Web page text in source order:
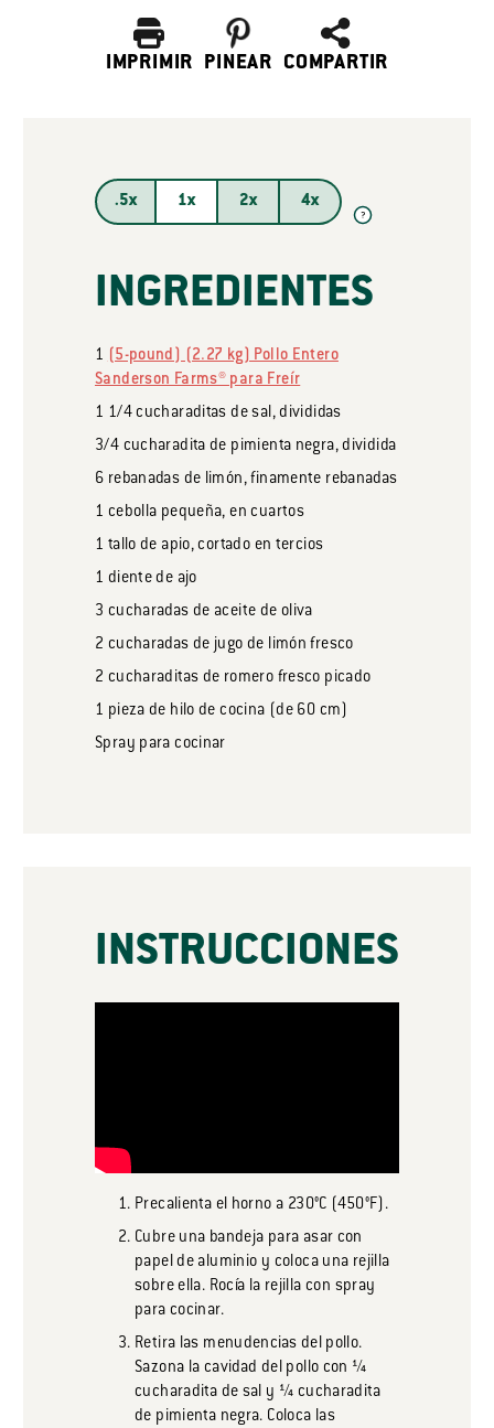
IMPRIMIR PINEAR COMPARTIR
.5x 1x 2x 4x
?
INGREDIENTES
1
(5-pound) (2.27 kg) Pollo Entero
Sanderson Farms® para Freír
1 1/4 cucharaditas de sal, divididas
3/4 cucharadita de pimienta negra, dividida
6 rebanadas de limón, finamente rebanadas
1 cebolla pequeña, en cuartos
1 tallo de apio, cortado en tercios
1 dientede ajo
3 cucharadas de aceite de oliva
2 cucharadas de jugo de limón fresco
2 cucharaditas de romero fresco picado
1 pieza de hilo de cocina (de 60 cm)
Spray para cocinar
INSTRUCCIONES
Precalienta el horno a 230°C (450°F).
Cubre una bandeja para asar con
papel de aluminio y coloca una rejilla
sobre ella. Rocía la rejilla con spray
para cocinar.
Retira las menudencias del pollo.
Sazona la cavidad del pollo con ¼
cucharadita de sal y ¼ cucharadita
de pimienta negra. Coloca las